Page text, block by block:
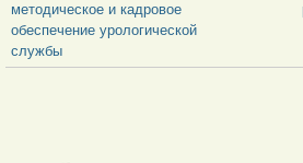
методическое и кадровое
обеспечение урологической
службы